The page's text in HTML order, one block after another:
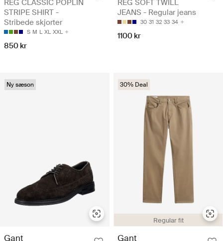
REG CLASSIC POPLIN
STRIPE SHIRT -
Stribede skjorter
S M L XL XXL
850 kr
REG SOFT TWILL
JEANS - Regular jeans
30 31 32 33 34
1100 kr
Ny sæson
Gant
Regular fit
30% Deal
Gant